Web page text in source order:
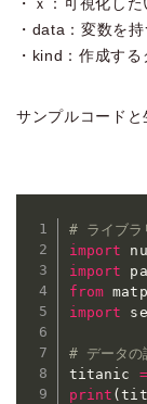
・ｘ：可視化し
・data：変数を
・kind：作成す
サンプルコードと
# ライブラ
import
import
from
import
# データの
titanic =
print (